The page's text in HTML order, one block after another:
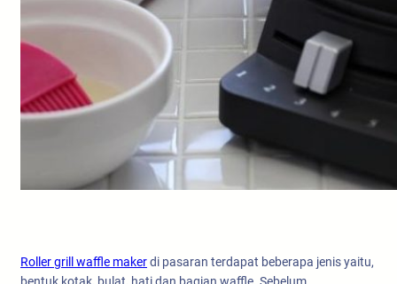
Roller grill waffle makerdi pasaran terdapat beberapa jenis yaitu,
bentuk kotak, bulat, hati dan bagian waffle. Sebelum